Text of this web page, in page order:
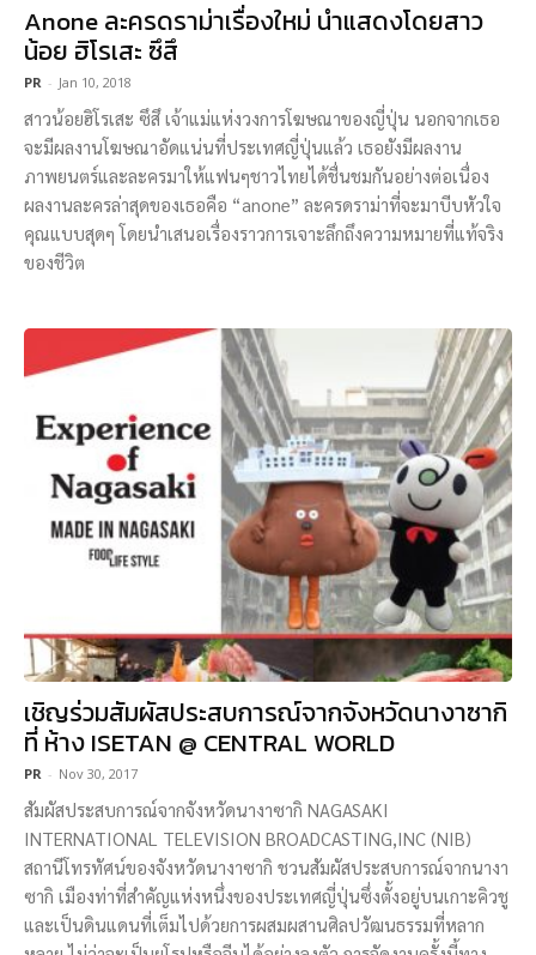
Anone ละครดราม่าเรื่องใหม่ นำแสดงโดยสาว
น้อย ฮิโรเสะ ซึสึ
PR - Jan 10, 2018
สาวน้อยฮิโรเสะ ซึสึ เจ้าแม่แห่งวงการโฆษณาของญี่ปุ่น นอกจากเธอ
จะมีผลงานโฆษณาอัดแน่นที่ประเทศญี่ปุ่นแล้ว เธอยังมีผลงาน
ภาพยนตร์และละครมาให้แฟนๆชาวไทยได้ชื่นชมกันอย่างต่อเนื่อง
ผลงานละครล่าสุดของเธอคือ “anone” ละครดราม่าที่จะมาบีบหัวใจ
คุณแบบสุดๆ โดยนำเสนอเรื่องราวการเจาะลึกถึงความหมายที่แท้จริง
ของชีวิต
เชิญร่วมสัมผัสประสบการณ์จากจังหวัดนางาซากิ
ที่ ห้าง ISETAN @ CENTRAL WORLD
PR - Nov 30, 2017
สัมผัสประสบการณ์จากจังหวัดนางาซากิ NAGASAKI
INTERNATIONAL TELEVISION BROADCASTING,INC (NIB)
สถานีโทรทัศน์ของจังหวัดนางาซากิ ชวนสัมผัสประสบการณ์จากนางา
ซากิ เมืองท่าที่สำคัญแห่งหนึ่งของประเทศญี่ปุ่นซึ่งตั้งอยู่บนเกาะคิวชู
และเป็นดินแดนที่เต็มไปด้วยการผสมผสานศิลปวัฒนธรรมที่หลาก